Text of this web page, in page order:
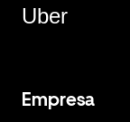
Uber
Empresa